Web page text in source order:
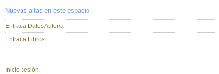
Nuevas altas en este espacio
Entrada Datos Autor/a
Entrada Libros
...............
Inicio sesión